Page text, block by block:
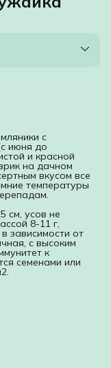
с
июня до
и красной
на дачном
вкусом все
температуры
см, усов не
8-11 г,
зависимости от
с высоким
к
семенами или